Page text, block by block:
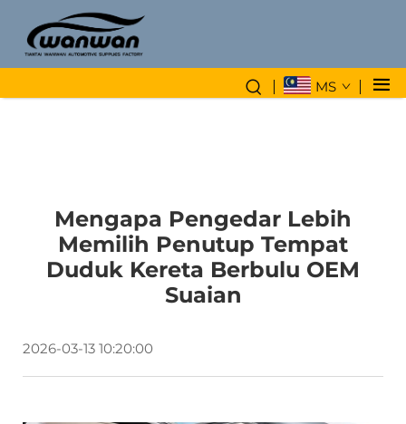
MS
Mengapa Pengedar Lebih
Memilih Penutup Tempat
Duduk Kereta Berbulu OEM
Suaian
2026-03-13 10:20:00